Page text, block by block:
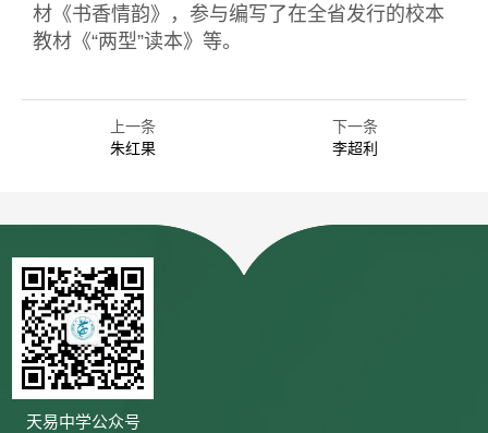
材《书香情韵》，参与编写了在全省发行的校本
教材《“两型”读本》等。
上一条
朱红果
下一条
李超利
天易中学公众号